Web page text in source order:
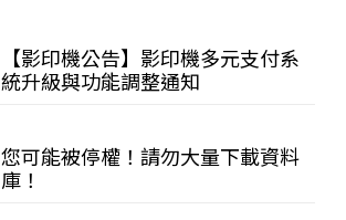
【影印機公告】影印機多元支付系
統升級與功能調整通知
您可能被停權！請勿大量下載資料
庫！